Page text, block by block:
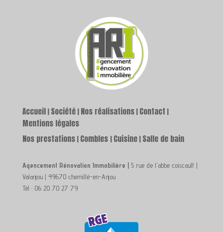
Accueil|Société|Nos réalisations|Contact |
Mentions légales
Nos prestations|Combles |Cuisine|Salle de bain
Agencement Rénovation Immobilière | 5 rue de l'abbe coiscault |
Valanjou | 49670 chemillé-en-Anjou
Tél : 06 20 70 27 79